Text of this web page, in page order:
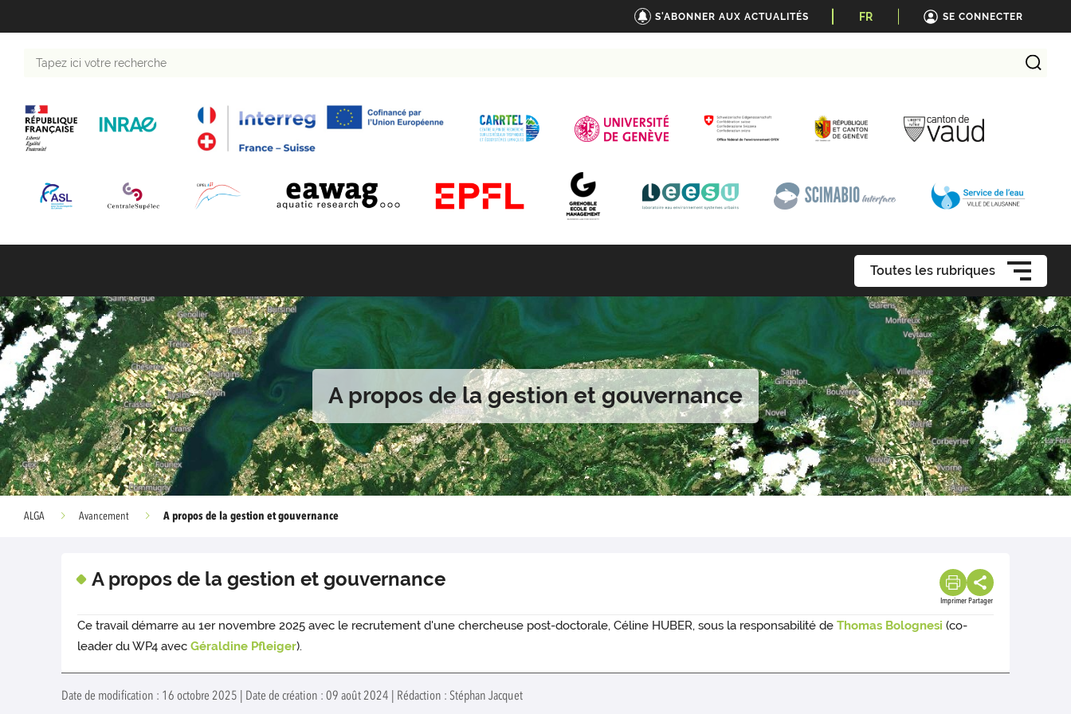
S'ABONNER AUX ACTUALITÉS FR SE CONNECTER
Toutes les rubriques
A propos de la gestion et gouvernance
ALGA Avancement A propos de la gestion et gouvernance
A propos de la gestion et gouvernance
Imprimer Partager
Ce travail démarre au 1er novembre 2025 avec le recrutement d'une chercheuse post-doctorale, Céline HUBER, sous la responsabilité deThomas Bolognesi (co-
leader du WP4 avecGéraldine Pfleiger).
Date de modification : 16 octobre 2025 | Date de création : 09 août 2024 | Rédaction : Stéphan Jacquet